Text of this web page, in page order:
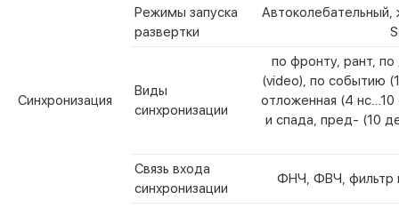
Синхронизация
Режимы запуска
развертки
Виды
синхронизации
по фронту, рант,
(video), по событию
отложенная (4 нс…10
и спада, пред- (10
Связь входа
синхронизации
ФНЧ, ФВЧ, фильтр